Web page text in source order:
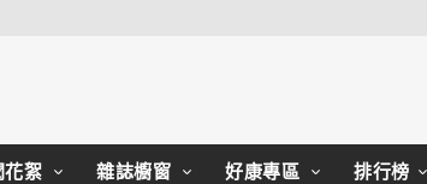
花絮 雜誌櫥窗 好康專區 排行榜